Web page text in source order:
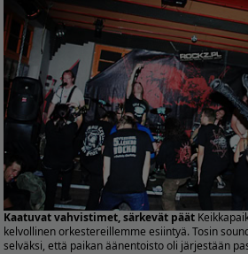
Kaatuvat vahvistimet, särkevät päät
kelvollinen orkestereillemme esiintyä. Tosin
selväksi, että paikan äänentoisto oli järjestään